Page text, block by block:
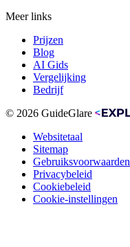
Meer links
Prijzen
Blog
AI Gids
Vergelijking
Bedrijf
© 2026 GuideGlare
Websitetaal
Sitemap
Gebruiksvoorwaarden
Privacybeleid
Cookiebeleid
Cookie-instellingen